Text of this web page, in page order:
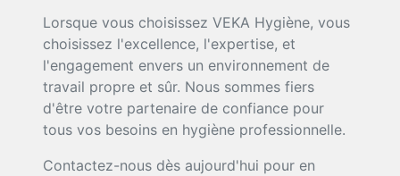
Lorsque vous choisissez VEKA Hygiène, vous
choisissez l'excellence, l'expertise, et
l'engagement envers un environnement de
travail propre et sûr. Nous sommes fiers
d'être votre partenaire de confiance pour
tous vos besoins en hygiène professionnelle.
Contactez-nous dès aujourd'hui pour en